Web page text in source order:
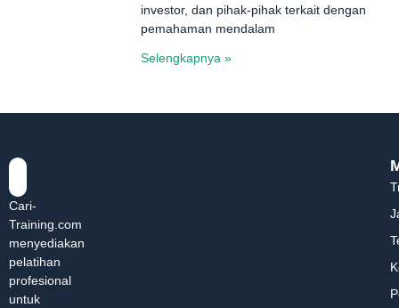
investor, dan pihak-pihak terkait dengan
pemahaman mendalam
Selengkapnya »
Cari-
Training.com
menyediakan
pelatihan
profesional
untuk